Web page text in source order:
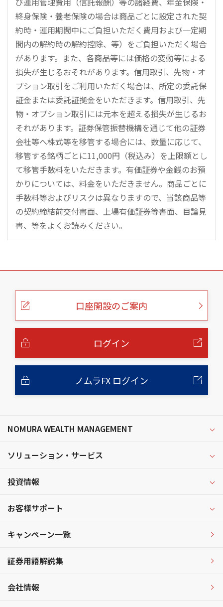
終身保険・養老保険の場合は商品ごとに設定された契
約時・運用期間中にご負担いただく費用および一定期
間内の解約時の解約控除、等）をご負担いただく場合
があります。また、各商品等には価格の変動等による
損失が生じるおそれがあります。信用取引、先物・オ
プション取引をご利用いただく場合は、所定の委託保
証金または委託証拠金をいただきます。信用取引、先
物・オプション取引には元本を超える損失が生じるお
それがあります。証券保管振替機構を通じて他の証券
会社等へ株式等を移管する場合には、数量に応じて、
移管する銘柄ごとに11,000円（税込み）を上限額とし
て移管手数料をいただきます。有価証券や金銭のお預
かりについては、料金をいただきません。商品ごとに
手数料等およびリスクは異なりますので、当該商品等
の契約締結前交付書面、上場有価証券等書面、目論見
書、等をよくお読みください。
こ
口座開設のご案内
ログイン
ノムラFX ログイン
NOMURA WEALTH MANAGEMENT
ソリューション・サービス
投資情報
お客様サポート
キャンペーン一覧
証券用語解説集
会社情報